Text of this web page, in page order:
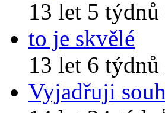
13 let 5 týdnů
to je skvělé
13 let 6 týdnů
Vyjadřuji